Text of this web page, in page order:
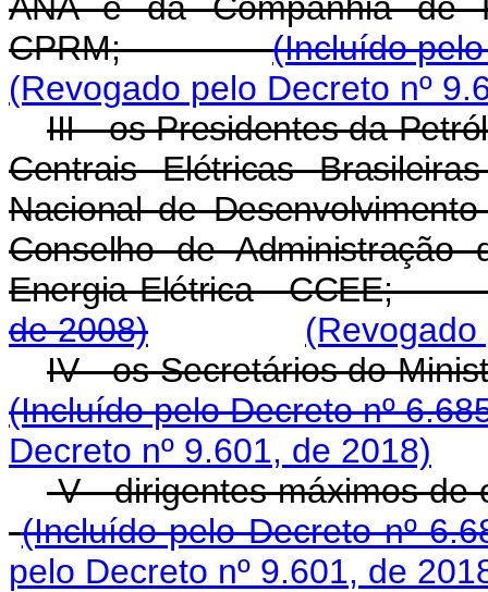
CPRM;(Incluído
(Revogado pelo Decreto nº
III - os Presidentes da
Centrais Elétricas
Nacional de
Conselho de Administração
Energia Elétrica -
de 2008)
IV - os Secretários do
(Incluído pelo Decreto nº
Decreto nº 9.601, de 2018)
V - dirigentes
(Incluído pelo Decreto nº
pelo Decreto nº 9.601, de